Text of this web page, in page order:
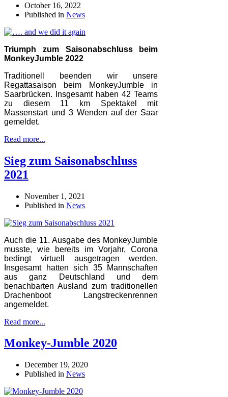
October 16, 2022
Published in News
Triumph zum Saisonabschluss beim
MonkeyJumble 2022
Traditionell beenden wir unsere
Regattasaison beim MonkeyJumble in
Saarbrücken. Insgesamt haben 42 Teams
zu diesem 11 km Spektakel mit
Massenstart und 3 Wenden auf der Saar
gemeldet.
Read more...
Sieg zum Saisonabschluss
2021
November 1, 2021
Published in News
Auch die 11. Ausgabe des MonkeyJumble
musste, wie bereits im Vorjahr, Corona
bedingt virtuell ausgetragen werden.
Insgesamt hatten sich 35 Mannschaften
aus ganz Deutschland und dem
benachbarten Ausland zum traditionellen
Drachenboot Langstreckenrennen
angemeldet.
Read more...
Monkey-Jumble 2020
December 19, 2020
Published in News